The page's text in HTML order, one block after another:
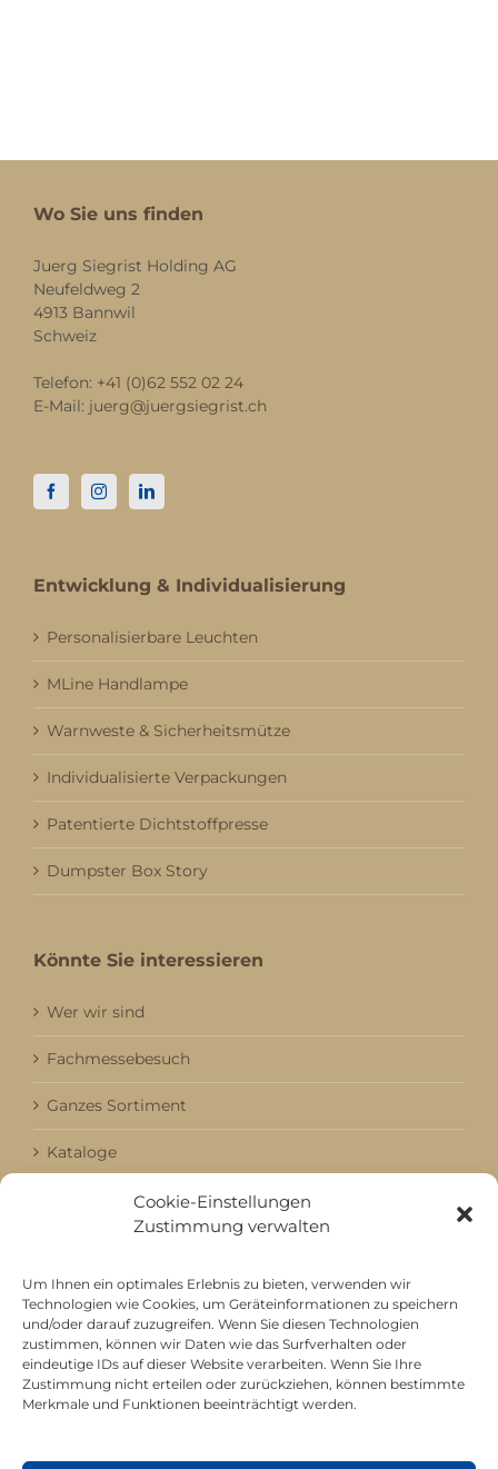
Cookie-Einstellungen
Zustimmung verwalten
Um Ihnen ein optimales Erlebnis zu bieten, verwenden wir
Technologien wie Cookies, um Geräteinformationen zu speichern
und/oder darauf zuzugreifen. Wenn Sie diesen Technologien
zustimmen, können wir Daten wie das Surfverhalten oder
eindeutige IDs auf dieser Website verarbeiten. Wenn Sie Ihre
Zustimmung nicht erteilen oder zurückziehen, können bestimmte
Merkmale und Funktionen beeinträchtigt werden.
Wo Sie uns finden
Juerg Siegrist Holding AG
Neufeldweg 2
4913 Bannwil
Schweiz
Telefon: +41 (0)62 552 02 24
E-Mail: juerg@juergsiegrist.ch
Entwicklung & Individualisierung
Personalisierbare Leuchten
MLine Handlampe
Warnweste & Sicherheitsmütze
Individualisierte Verpackungen
Patentierte Dichtstoffpresse
Dumpster Box Story
Könnte Sie interessieren
Wer wir sind
Fachmessebesuch
Ganzes Sortiment
Kataloge
Aktuell / Saison
Mitgliedschaft bei